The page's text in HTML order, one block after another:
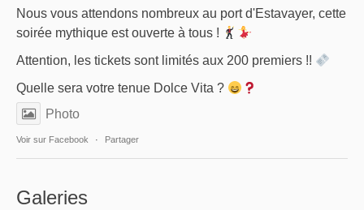
Nous vous attendons nombreux au port d'Estavayer, cette
soirée mythique est ouverte à tous !
Attention, les tickets sont limités aux 200 premiers !!
Quelle sera votre tenue Dolce Vita ?
Photo
Voir sur Facebook · Partager
Galeries